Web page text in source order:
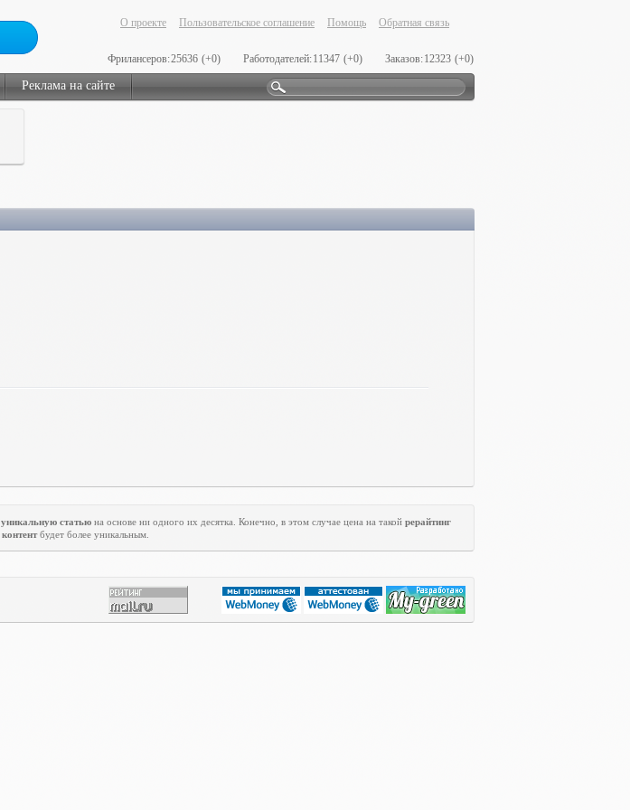
О проекте Пользовательское соглашение Помощь Обратная связь
Фрилансеров:25636 (+0) Работодателей:11347 (+0) Заказов:12323 (+0)
Реклама на сайте
уникальную статью на основе ни одного их десятка. Конечно, в этом случае цена на такой рерайтинг
контентбудет более уникальным.